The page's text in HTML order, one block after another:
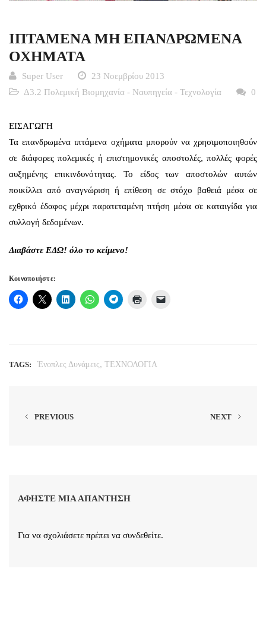
ΙΠΤΑΜΕΝΑ ΜΗ ΕΠΑΝΔΡΩΜΕΝΑ
ΟΧΗΜΑΤΑ
Super User
23 Νοεμβρίου 2013
Δ3.2 Πολεμική Βιομηχανία - Ναυπηγεία - Τεχνολογία
0
ΕΙΣΑΓΩΓΗ
Τα επανδρωμένα ιπτάμενα οχήματα μπορούν να χρησιμοποιηθούν
σε διάφορες πολεμικές ή επιστημονικές αποστολές, πολλές φορές
αυξημένης επικινδυνότητας. Το είδος των αποστολών αυτών
ποικίλλει από αναγνώριση ή επίθεση σε στόχο βαθειά μέσα σε
εχθρικό έδαφος μέχρι παρατεταμένη πτήση μέσα σε καταιγίδα για
συλλογή δεδομένων.
Διαβάστε ΕΔΩ! όλο το κείμενο!
Κοινοποιήστε:
TAGS: Ένοπλες Δυνάμεις, ΤΕΧΝΟΛΟΓΙΑ
PREVIOUS NEXT
ΑΦΉΣΤΕ ΜΙΑ ΑΠΆΝΤΗΣΗ
Για να σχολιάσετε πρέπει να συνδεθείτε.